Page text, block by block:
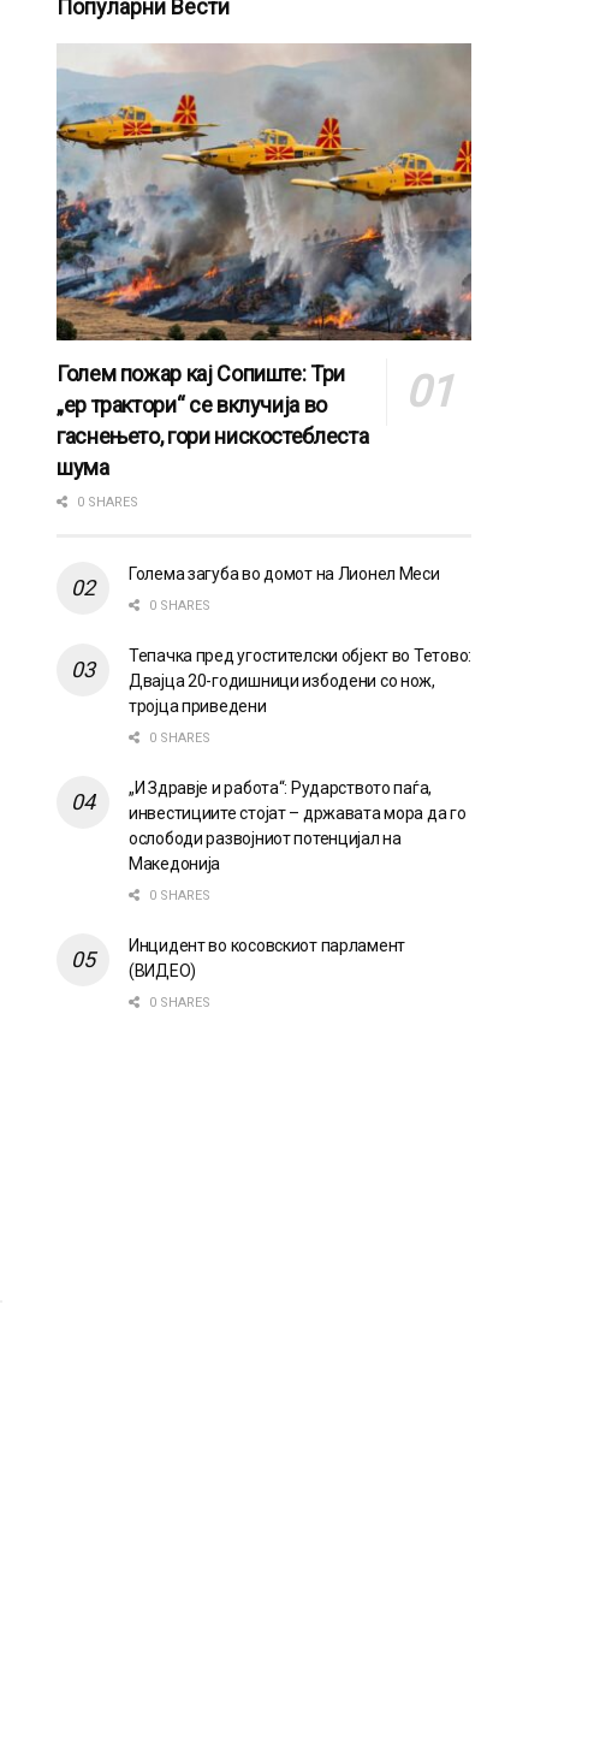
Популарни Вести
Голем пожар кај Сопиште: Три
„ер трактори“ се вклучија во
гаснењето, гори нискостеблеста
шума
0 SHARES
Голема загуба во домот на Лионел Меси
0 SHARES
Тепачка пред угостителски објект во Тетово:
Двајца 20-годишници избодени со нож,
тројца приведени
0 SHARES
„И Здравје и работа“: Рударството паѓа,
инвестициите стојат – државата мора да го
ослободи развојниот потенцијал на
Македонија
0 SHARES
Инцидент во косовскиот парламент
(ВИДЕО)
0 SHARES